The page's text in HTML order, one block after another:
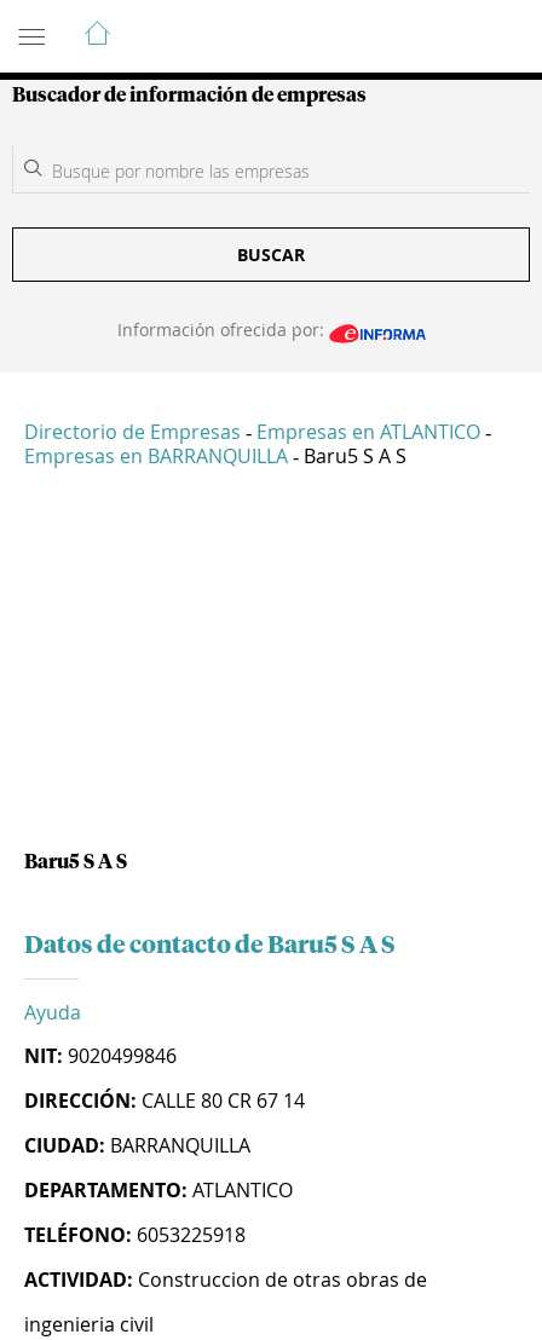
Guía de Empresas Colombianas
Buscador de información de empresas
BUSCAR
Información ofrecida por:
Directorio de Empresas - Empresas en ATLANTICO -
Empresas en BARRANQUILLA - Baru5 S A S
Baru5 S A S
Datos de contacto de Baru5 S A S
Ayuda
NIT: 9020499846
DIRECCIÓN: CALLE 80 CR 67 14
CIUDAD: BARRANQUILLA
DEPARTAMENTO: ATLANTICO
TELÉFONO: 6053225918
ACTIVIDAD: Construccion de otras obras de
ingenieria civil